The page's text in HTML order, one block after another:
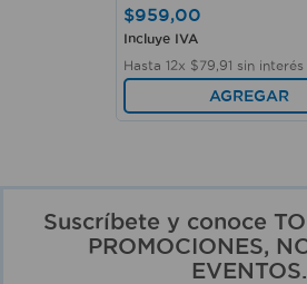
$959,00
Incluye IVA
Hasta 12x $79 91 sin interés
AGREGAR
Suscríbete y conoce
PROMOCIONES,
EVENTOS.